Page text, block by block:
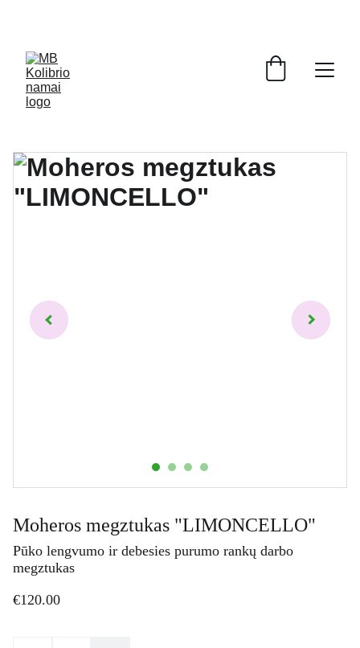
Moheros megztukas "LIMONCELLO"
Pūko lengvumo ir debesies purumo rankų darbo
megztukas
€120.00